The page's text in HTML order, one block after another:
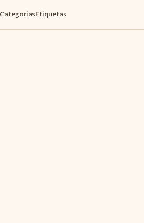
CategoriasEtiquetas